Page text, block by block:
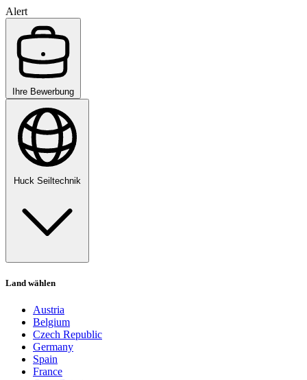
Alert
Ihre Bewerbung
Huck Seiltechnik
Land wählen
Austria
Belgium
Czech Republic
Germany
Spain
France